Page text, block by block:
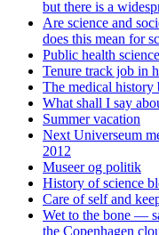
but there is a
Are science and
does this mean for
Public health
Tenure track job in
The medical history
What shall I say
Summer vacation
Next Universeum
2012
Museer og politik
History of science
Care of self and
Wet to the bone —
the Copenhagen